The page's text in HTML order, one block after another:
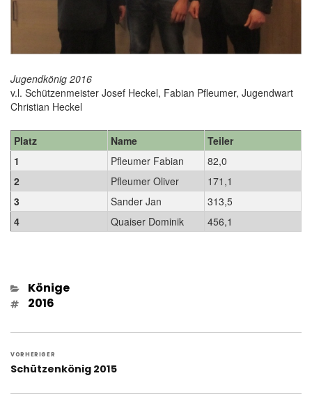
Jugendkönig 2016
v.l. Schützenmeister Josef Heckel, Fabian Pfleumer, Jugendwart
Christian Heckel
Platz Name
Teiler
1
Pfleumer Fabian
82,0
2
Pfleumer Oliver
171,1
3
Sander Jan
313,5
4
Quaiser Dominik 456,1
Kategorien
Könige
Schlagwörter
2016
VORHERIGER
Vorheriger
Schützenkönig 2015